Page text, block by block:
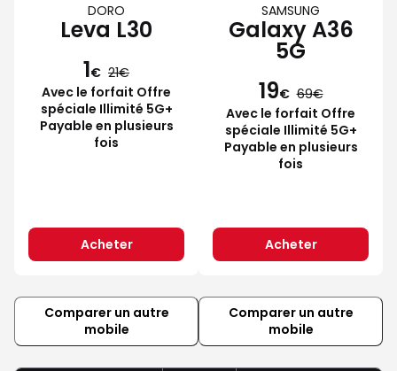
DORO
Leva L30
1€ 21
Avec le forfait Offre
spéciale Illimité 5G+
Payable en plusieurs
fois
Acheter
SAMSUNG
Galaxy A36
5G
19€ 69
Avec le forfait Offre
spéciale Illimité 5G+
Payable en plusieurs
fois
Acheter
Comparer un autre
mobile
Comparer un autre
mobile